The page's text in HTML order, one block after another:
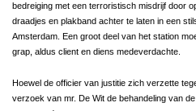
bedreiging met een terroristisch misdrijf door
draadjes en plakband achter te laten in een
Amsterdam. Een groot deel van het station
grap, aldus client en diens medeverdachte.
Hoewel de officier van justitie zich verzette
verzoek van mr. De Wit de behandeling van